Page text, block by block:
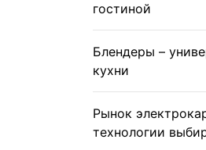
гостиной
Блендеры –
кухни
Рынок
технологии